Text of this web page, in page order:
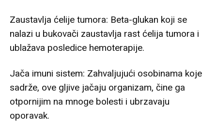
Zaustavlja ćelije tumora: Beta-glukan koji se
nalazi u bukovači zaustavlja rast ćelija tumora i
ublažava posledice hemoterapije.
Jača imuni sistem: Zahvaljujući osobinama koje
sadrže, ove gljive jačaju organizam, čine ga
otpornijim na mnoge bolesti i ubrzavaju
oporavak.